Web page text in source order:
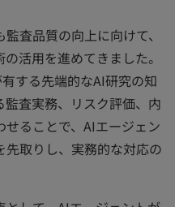
査品質の向上に向けて、
活用を進めてきました。
する先端的なAI研究の知
査実務、リスク評価、内
ることで、AIエージェン
先取りし、実務的な対応の